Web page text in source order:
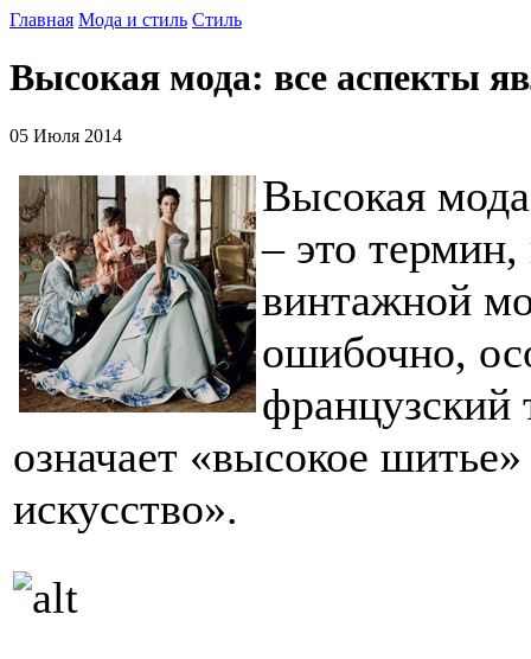
Главная Мода и стиль Стиль
Высокая мода: все аспекты
05 Июля 2014
Высокая
– это
винтажной
ошибочно,
французский
означает «высокое
искусство».